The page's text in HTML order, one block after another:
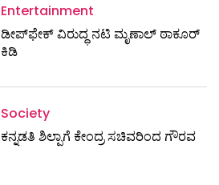
Entertainment
ಡೀಪ್‌ಫೇಕ್ ವಿರುದ್ಧ ನಟಿ ಮೃಣಾಲ್ ಠಾಕೂರ್
ಕಿಡಿ
Society
ಕನ್ನಡತಿ ಶಿಲ್ಪಾಗೆ ಕೇಂದ್ರ ಸಚಿವರಿಂದ ಗೌರವ